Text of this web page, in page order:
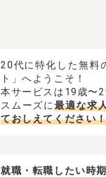
20代に特化した無料
ト」へようこそ！
本サービスは19歳〜
スムーズに最適な求
ておしえてください
就職・転職したい時